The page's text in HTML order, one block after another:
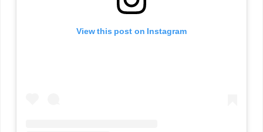
View this post on Instagram